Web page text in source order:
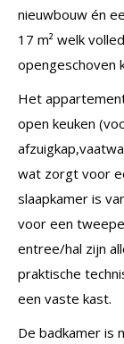
nieuwbouw én
17 m² welk
opengeschoven
Het
open keuken
wat zorgt voor
slaapkamer is
voor een
entree/hal zijn
praktische
een vaste kast.
De badkamer is